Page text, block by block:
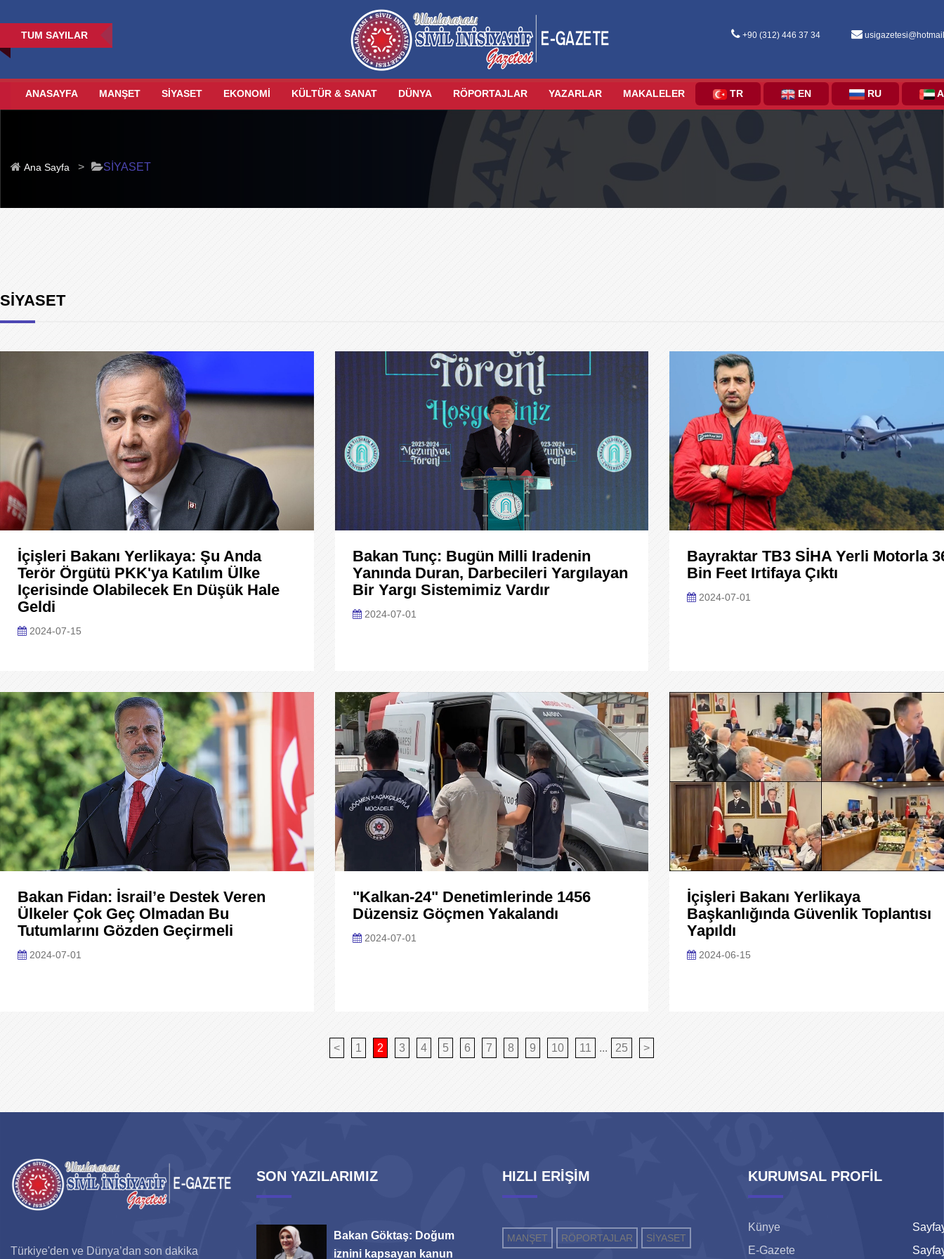
TUM SAYILAR +90 (312) 446 37 34
ANASAYFA MANŞET SİYASET EKONOMİ KÜLTÜR & SANAT DÜNYA RÖPORTAJLAR YAZARLAR MAKALELER TR EN RU
Ana Sayfa > SİYASET
SİYASET
İçişleri Bakanı Yerlikaya: Şu Anda
Terör Örgütü PKK'ya Katılım Ülke
Içerisinde Olabilecek En Düşük Hale
Geldi
2024-07-15
Bakan Tunç: Bugün Milli Iradenin
Yanında Duran, Darbecileri Yargılayan
Bir Yargı Sistemimiz Vardır
2024-07-01
Bayraktar TB3 SİHA Yerli Motorla
Bin Feet Irtifaya Çıktı
2024-07-01
Bakan Fidan: İsrail’e Destek Veren
Ülkeler Çok Geç Olmadan Bu
Tutumlarını Gözden Geçirmeli
2024-07-01
"Kalkan-24" Denetimlerinde 1456
Düzensiz Göçmen Yakalandı
2024-07-01
İçişleri Bakanı Yerlikaya
Başkanlığında Güvenlik Toplantısı
Yapıldı
2024-06-15
< 1 2 3 4 5 6 7 8 9 10 11 ... 25 >
Türkiye'den ve Dünya’dan son dakika
SON YAZILARIMIZ
Bakan Göktaş: Doğum
iznini kapsayan kanun
HIZLI ERİŞİM
MANŞET RÖPORTAJLAR SİYASET
KURUMSAL PROFİL
Künye
E-Gazete